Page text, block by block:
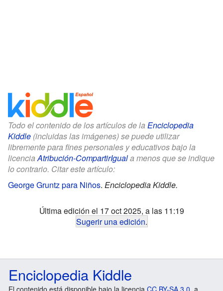
Todo el contenido de los artículos de la Enciclopedia
Kiddle (incluidas las imágenes) se puede utilizar
libremente para fines personales y educativos bajo la
licenciaAtribución-CompartirIguala menos que se indique
lo contrario. Citar este artículo:
George Gruntz para Niños. Enciclopedia Kiddle.
Última edición el 17 oct 2025, a las 11:19
Sugerir una edición.
Enciclopedia Kiddle